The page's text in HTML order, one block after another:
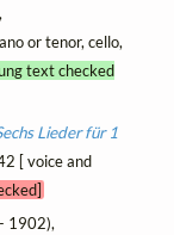
or tenor, cello,
text checked
Lieder für 1
[ voice and
1902),